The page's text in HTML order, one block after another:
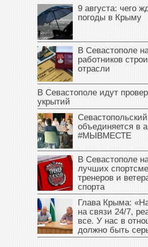
9 августа: чего
погоды в Крыму
В Севастополе
работников
отрасли
В Севастополе идут
укрытий
объединяется в
#МЫВМЕСТЕ
В Севастополе
лучших
тренеров и
спорта
Глава Крыма:
на связи 24/7,
все. У нас в
должно быть